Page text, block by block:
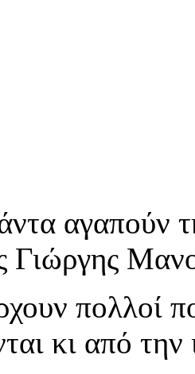
αγαπούν
Γιώργης
πολλοί
κι από την